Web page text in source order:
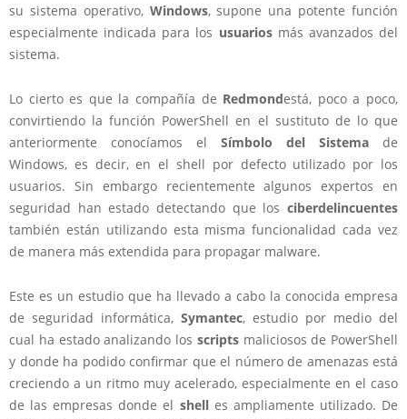
su sistema operativo, Windows, supone una potente función
especialmente indicada para los usuariosmás avanzados del
sistema.
Lo cierto es que la compañía de Redmondestá, poco a poco,
convirtiendo la función PowerShell en el sustituto de lo que
anteriormente conocíamos el Símbolo del Sistema de
Windows, es decir, en el shell por defecto utilizado por los
usuarios. Sin embargo recientemente algunos expertos en
seguridad han estado detectando que los ciberdelincuentes
también están utilizando esta misma funcionalidad cada vez
de manera más extendida para propagar malware.
Este es un estudio que ha llevado a cabo la conocida empresa
de seguridad informática, Symantec, estudio por medio del
cual ha estado analizando los scriptsmaliciosos de PowerShell
y donde ha podido confirmar que el número de amenazas está
creciendo a un ritmo muy acelerado, especialmente en el caso
de las empresas donde el shelles ampliamente utilizado. De